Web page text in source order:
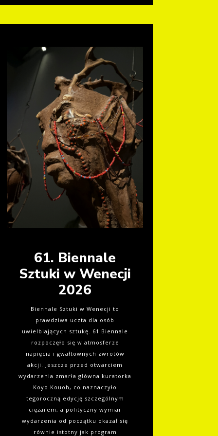
61. Biennale
Sztuki w Wenecji
2026
Biennale Sztuki w Wenecji to
prawdziwa uczta dla osób
uwielbiających sztukę. 61 Biennale
rozpoczęło się w atmosferze
napięcia i gwałtownych zwrotów
akcji. Jeszcze przed otwarciem
wydarzenia zmarła główna kuratorka
Koyo Kouoh, co naznaczyło
tegoroczną edycję szczególnym
ciężarem, a polityczny wymiar
wydarzenia od początku okazał się
równie istotny jak program